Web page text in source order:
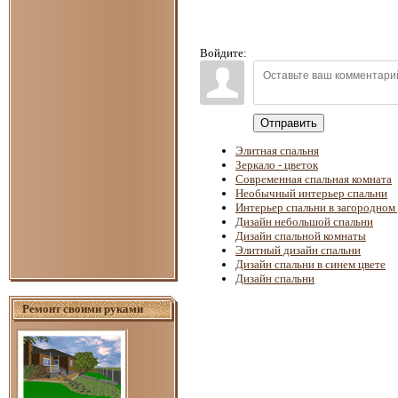
Ремонт своими руками
Войдите:
Отправить
Элитная спальня
Зеркало - цветок
Современная спальная комната
Необычный интерьер спальни
Интерьер спальни в
Дизайн небольшой спальни
Дизайн спальной комнаты
Элитный дизайн спальни
Дизайн спальни в синем цвете
Дизайн спальни